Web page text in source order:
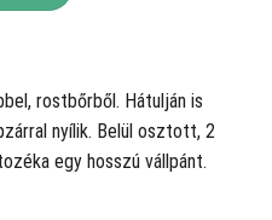
rostbőrből. Hátulján is
nyílik. Belül osztott, 2
egy hosszú vállpánt.